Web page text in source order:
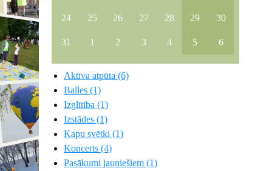
24 25 26 27 28 29 30
31 1 2 3 4 5 6
Aktīva atpūta (6)
Balles (1)
Izglītība (1)
Izstādes (1)
Kapu svētki (1)
Koncerts (4)
Pasākumi jauniešiem (1)